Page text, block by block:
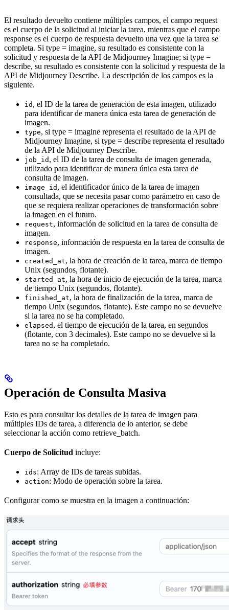
El resultado devuelto contiene múltiples campos, el campo request
es el cuerpo de la solicitud al iniciar la tarea, mientras que el campo
response es el cuerpo de respuesta devuelto una vez que la tarea se
completa. Si type = imagine, su resultado es consistente con la
solicitud y respuesta de la API de Midjourney Imagine; si type =
describe, su resultado es consistente con la solicitud y respuesta de la
API de Midjourney Describe. La descripción de los campos es la
siguiente.
id , el ID de la tarea de generación de esta imagen, utilizado
para identificar de manera única esta tarea de generación de
imagen.
type, si type = imagine representa el resultado de la API de
Midjourney Imagine, si type = describe representa el resultado
de la API de Midjourney Describe.
job_id , el ID de la tarea de consulta de imagen generada,
utilizado para identificar de manera única esta tarea de
consulta de imagen.
image_id , el identificador único de la tarea de imagen
consultada, que se necesita pasar como parámetro en caso de
que se requiera realizar operaciones de transformación sobre
la imagen en el futuro.
request, información de solicitud en la tarea de consulta de
imagen.
response, información de respuesta en la tarea de consulta de
imagen.
created_at, la hora de creación de la tarea, marca de tiempo
Unix (segundos, flotante).
started_at, la hora de inicio de ejecución de la tarea, marca
de tiempo Unix (segundos, flotante).
finished_at, la hora de finalización de la tarea, marca de
tiempo Unix (segundos, flotante). Este campo no se devuelve
si la tarea no se ha completado.
elapsed , el tiempo de ejecución de la tarea, en segundos
(flotante, con 3 decimales). Este campo no se devuelve si la
tarea no se ha completado.
Operación de Consulta Masiva
Esto es para consultar los detalles de la tarea de imagen para
múltiples IDs de tarea, a diferencia de lo anterior, se debe
seleccionar la acción como retrieve_batch.
Cuerpo de Solicitud incluye:
ids: Array de IDs de tareas subidas.
action: Modo de operación sobre la tarea.
Configurar como se muestra en la imagen a continuación: